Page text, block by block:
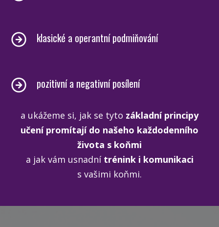
klasické a operantní podmiňování
pozitivní a negativní posílení
a ukážeme si, jak se tyto základní principy
učení promítají do našeho každodenního
života s koňmi
a jak vám usnadnítrénink i komunikaci
s vašimi koňmi.